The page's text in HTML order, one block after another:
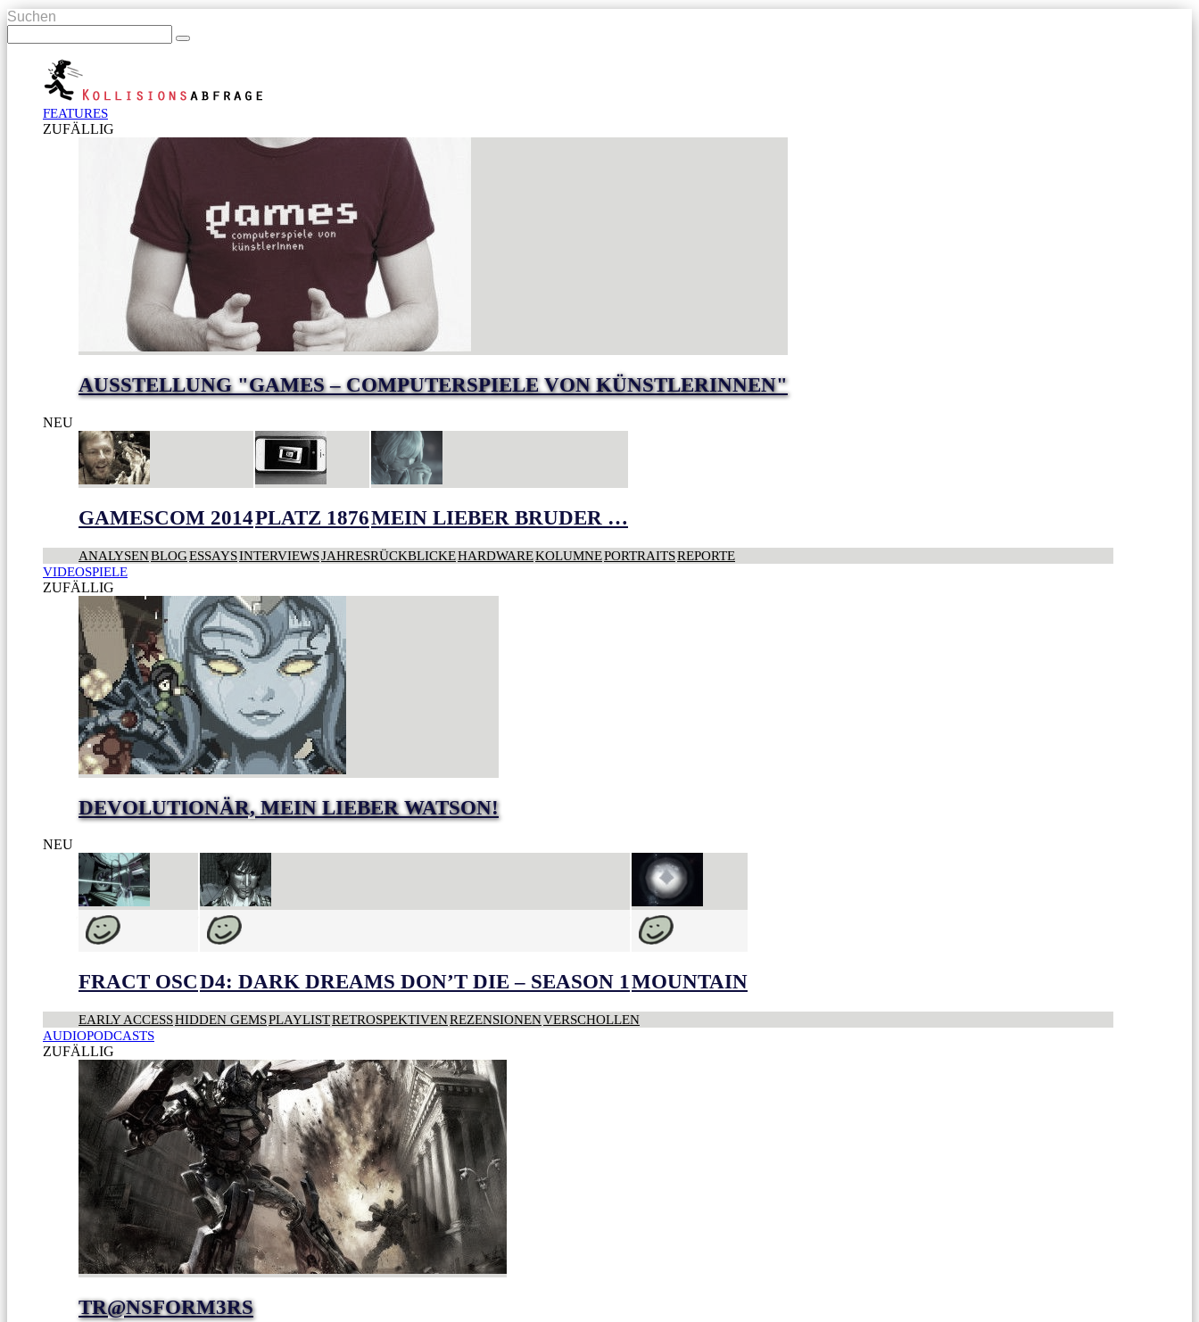
Suchen
FEATURES
ZUFÄLLIG
AUSSTELLUNG "GAMES – COMPUTERSPIELE VON KÜNSTLERINNEN"
NEU
GAMESCOM 2014PLATZ 1876MEIN LIEBER BRUDER …
ANALYSENBLOGESSAYSINTERVIEWSJAHRESRÜCKBLICKEHARDWAREKOLUMNEPORTRAITSREPORTE
VIDEOSPIELE
ZUFÄLLIG
DEVOLUTIONÄR, MEIN LIEBER WATSON!
NEU
FRACT OSCD4: DARK DREAMS DON’T DIE – SEASON 1MOUNTAIN
EARLY ACCESSHIDDEN GEMSPLAYLISTRETROSPEKTIVENREZENSIONENVERSCHOLLEN
AUDIOPODCASTS
ZUFÄLLIG
TR@NSFORM3RS